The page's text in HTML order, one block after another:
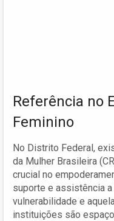
Referência no
Feminino
No Distrito Federal,
da Mulher Brasileira
crucial no
suporte e assistência
vulnerabilidade e
instituições são